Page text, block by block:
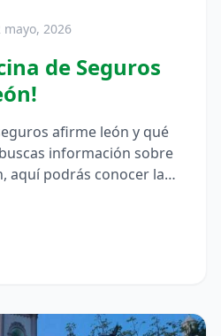
mayo, 2026
de Seguros
afirme león y qué
información sobre
aquí podrás conocer la